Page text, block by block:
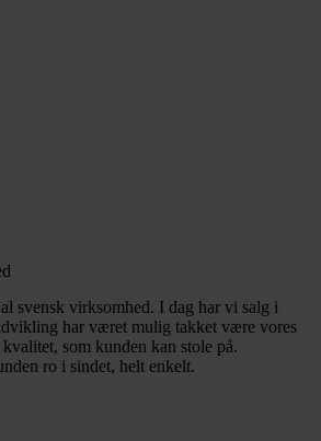
svensk virksomhed. I dag har vi salg i
har været mulig takket være vores
som kunden kan stole på.
ro i sindet, helt enkelt.